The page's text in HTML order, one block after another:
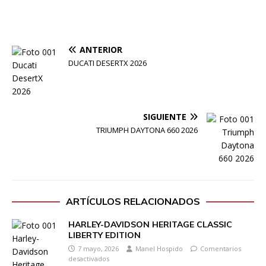
ANTERIOR
DUCATI DESERTX 2026
SIGUIENTE
TRIUMPH DAYTONA 660 2026
ARTÍCULOS RELACIONADOS
HARLEY-DAVIDSON HERITAGE CLASSIC
LIBERTY EDITION
7 mayo, 2026 Manel Hospido
Comentarios
desactivados